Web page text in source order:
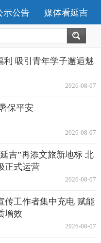
示公告 媒体看延吉
利 吸引青年学子邂逅魅
2026-08-07
保平安
2026-08-07
吉”再添文旅新地标 北
正式运营
2026-08-07
传工作者集中充电 赋能
增效
2026-08-07